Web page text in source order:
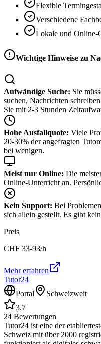
Flexible
Verschiedene
Lokale und Online-
Wichtige Hinweise zu
Aufwändige Suche: Sie
suchen, Nachrichten
Sie mit 2-3 Stunden
Hohe Ausfallquote: Viele
20-30% der angefragten
bei wenigen.
Meist nur Online: Die
Online-Unterricht an.
Kein Support: Bei
sich allein gestellt. Es gibt
Preis
CHF 33-93/h
Mehr erfahren
Tutor24
Portal
Schweizweit
3.7
24 Bewertungen
Tutor24 ist eine der
Schweiz mit über 2000